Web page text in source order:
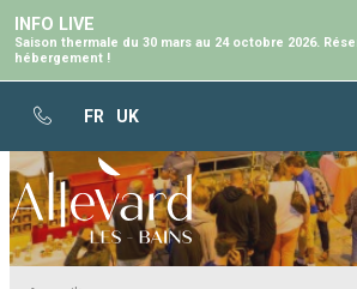
INFO LIVE
Saison thermale du 30 mars au 24 octobre 2026.
hébergement !
FR UK